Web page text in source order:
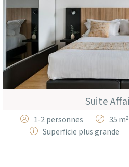
Suite
1-2 personnes
35 m²
Superficie plus grande